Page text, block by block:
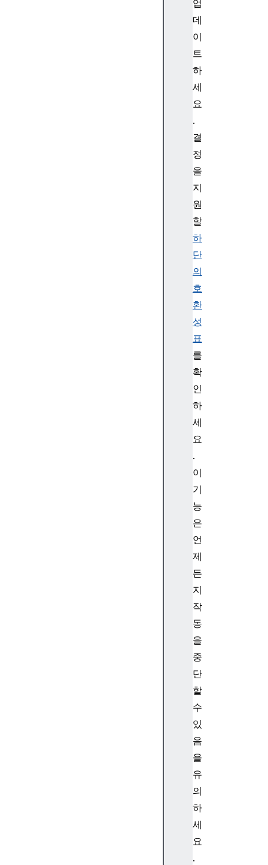
업
데
이
트
하
세
요
.
결
정
을
지
원
할
하
단
의
호
환
성
표
를
확
인
하
세
요
.
이
기
능
은
언
제
든
지
작
동
을
중
단
할
수
있
음
을
유
의
하
세
요
.